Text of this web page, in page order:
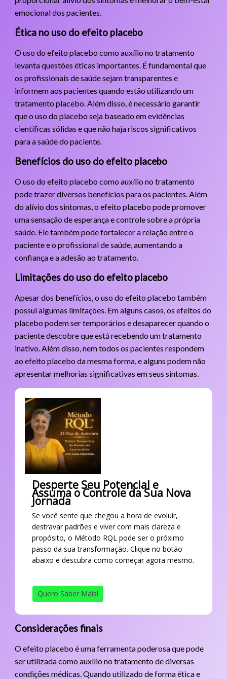
emocional dos pacientes.
Ética no uso do efeito placebo
O uso do efeito placebo como auxílio no tratamento
levanta questões éticas importantes. É fundamental que
os profissionais de saúde sejam transparentes e
informem aos pacientes quando estão utilizando um
tratamento placebo. Além disso, é necessário garantir
que o uso do placebo seja baseado em evidências
científicas sólidas e que não haja riscos significativos
para a saúde do paciente.
Benefícios do uso do efeito placebo
O uso do efeito placebo como auxílio no tratamento
pode trazer diversos benefícios para os pacientes. Além
do alívio dos sintomas, o efeito placebo pode promover
uma sensação de esperança e controle sobre a própria
saúde. Ele também pode fortalecer a relação entre o
paciente e o profissional de saúde, aumentando a
confiança e a adesão ao tratamento.
Limitações do uso do efeito placebo
Apesar dos benefícios, o uso do efeito placebo também
possui algumas limitações. Em alguns casos, os efeitos do
placebo podem ser temporários e desaparecer quando o
paciente descobre que está recebendo um tratamento
inativo. Além disso, nem todos os pacientes respondem
ao efeito placebo da mesma forma, e alguns podem não
apresentar melhorias significativas em seus sintomas.
Desperte Seu Potencial e
Assuma o Controle da Sua Nova
Jornada
Se você sente que chegou a hora de evoluir,
destravar padrões e viver com mais clareza e
propósito, o Método RQL pode ser o próximo
passo da sua transformação. Clique no botão
abaixo e descubra como começar agora mesmo.
Quero Saber Mais!
Considerações finais
O efeito placebo é uma ferramenta poderosa que pode
ser utilizada como auxílio no tratamento de diversas
condições médicas. Quando utilizado de forma ética e